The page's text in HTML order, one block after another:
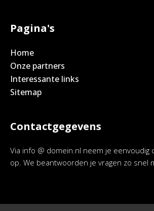
Pagina's
Home
Onze partners
Interessante links
Sitemap
Contactgegevens
Via info @ domein.nl neem je eenvoudig
op. We beantwoorden je vragen zo snel